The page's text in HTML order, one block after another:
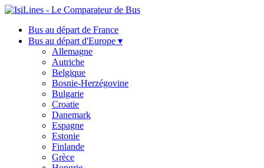
Bus au départ de France
Bus au départ d'Europe ▾
Allemagne
Autriche
Belgique
Bosnie-Herzégovine
Bulgarie
Croatie
Danemark
Espagne
Estonie
Finlande
Grèce